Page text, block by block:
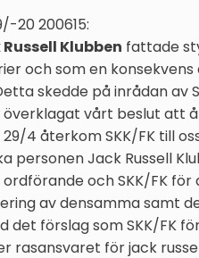
20 200615:
Klubben fattade
och som en
skedde på inrådan av
vårt beslut att
4 återkom SKK/FK till
personen Jack Russell
ordförande och SKK/FK
av densamma samt
förslag som SKK/FK
rasansvaret för jack